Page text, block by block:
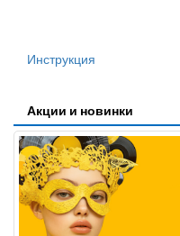
Инструкция
Акции и новинки